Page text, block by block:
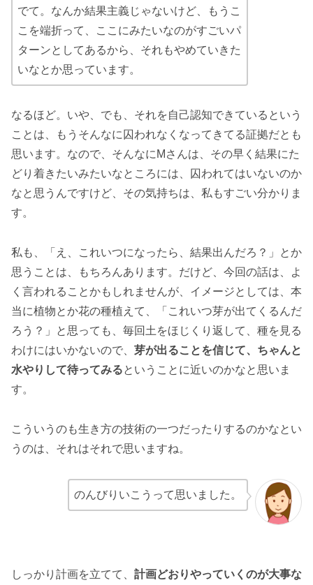
でて。なんか結果主義じゃないけど、もうこ
こを端折って、ここにみたいなのがすごいパ
ターンとしてあるから、それもやめていきた
いなとか思っています。
なるほど。いや、でも、それを自己認知できているという
ことは、もうそんなに囚われなくなってきてる証拠だとも
思います。なので、そんなにMさんは、その早く結果にた
どり着きたいみたいなところには、囚われてはいないのか
なと思うんですけど、その気持ちは、私もすごい分かりま
す。
私も、「え、これいつになったら、結果出んだろ？」とか
思うことは、もちろんあります。だけど、今回の話は、よ
く言われることかもしれませんが、イメージとしては、本
当に植物とか花の種植えて、「これいつ芽が出てくるんだ
ろう？」と思っても、毎回土をほじくり返して、種を見る
わけにはいかないので、 芽が出ることを信じて、ちゃんと
水やりして待ってみるということに近いのかなと思いま
す。
こういうのも生き方の技術の一つだったりするのかなとい
うのは、それはそれで思いますね。
のんびりいこうって思いました。
しっかり計画を立てて、 計画どおりやっていくのが大事な